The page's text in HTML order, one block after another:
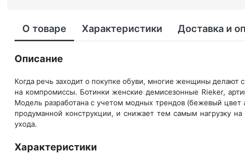
О товаре Характеристики Доставка и
Описание
Когда речь заходит о покупке обуви, многие женщины делают
на компромиссы. Ботинки женские демисезонные Rieker,
Модель разработана с учетом модных трендов (бе­жевый цвет
продуманной конструкции, и снижает тем самым нагрузку
ухода.
Характеристики